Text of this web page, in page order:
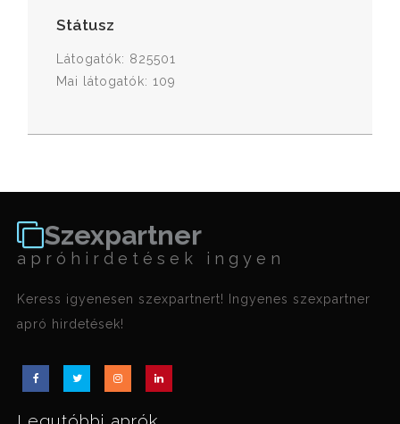
Státusz
Látogatók: 825501
Mai látogatók: 109
Szexpartner
apróhirdetések ingyen
Keress igyenesen szexpartnert! Ingyenes szexpartner
apró hirdetések!